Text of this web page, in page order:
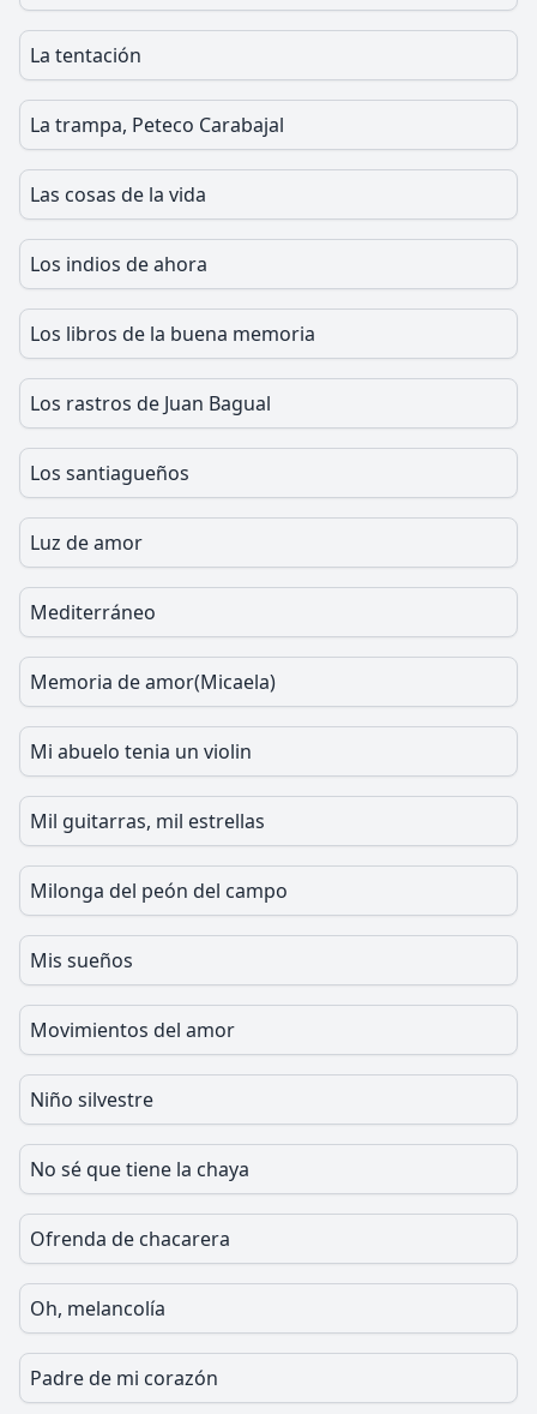
La tentación
La trampa, Peteco Carabajal
Las cosas de la vida
Los indios de ahora
Los libros de la buena memoria
Los rastros de Juan Bagual
Los santiagueños
Luz de amor
Mediterráneo
Memoria de amor(Micaela)
Mi abuelo tenia un violin
Mil guitarras, mil estrellas
Milonga del peón del campo
Mis sueños
Movimientos del amor
Niño silvestre
No sé que tiene la chaya
Ofrenda de chacarera
Oh, melancolía
Padre de mi corazón